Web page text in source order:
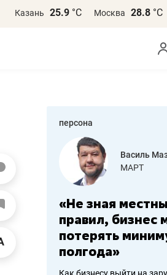
Казань 25.9 °С Москва 28.8 °С
персона
работа
Василь
МАРТ
«Не зная
правил, бизнес
потерять
полгода»